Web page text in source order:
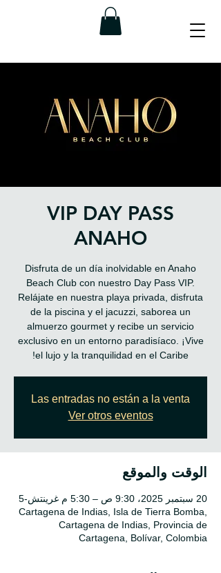
VIP DAY PASS
ANAHO
Disfruta de un día inolvidable en Anaho
Beach Club con nuestro Day Pass VIP.
Relájate en nuestra playa privada, disfruta
de la piscina y el jacuzzi, saborea un
almuerzo gourmet y recibe un servicio
exclusivo en un entorno paradisíaco. ¡Vive
el lujo y la tranquilidad en el Caribe!
Las entradas no están a la venta
Ver otros eventos
الوقت والموقع
20 سبتمبر 2025، 9:30 ص – 5:30 م غرينتش-5
Cartagena de Indias, Isla de Tierra Bomba,
Cartagena de Indias, Provincia de
Cartagena, Bolívar, Colombia